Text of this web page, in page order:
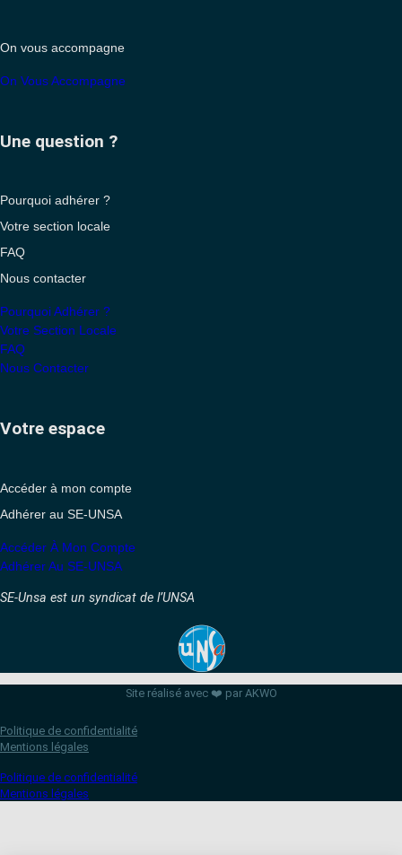
On vous accompagne
On Vous Accompagne
Une question ?
Pourquoi adhérer ?
Votre section locale
FAQ
Nous contacter
Pourquoi Adhérer ?
Votre Section Locale
FAQ
Nous Contacter
Votre espace
Accéder à mon compte
Adhérer au SE-UNSA
Accéder À Mon Compte
Adhérer Au SE-UNSA
SE-Unsa est un syndicat de l’UNSA
Site réalisé avec ❤️ par AKWO
Politique de confidentialité
Mentions légales
Politique de confidentialité
Mentions légales